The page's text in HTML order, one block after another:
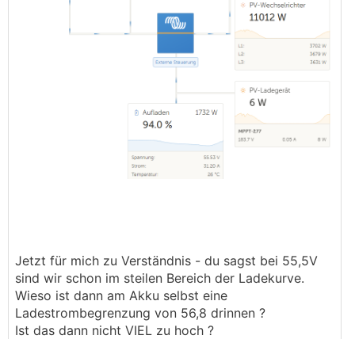
Jetzt für mich zu Verständnis - du sagst bei 55,5V
sind wir schon im steilen Bereich der Ladekurve.
Wieso ist dann am Akku selbst eine
Ladestrombegrenzung von 56,8 drinnen ?
Ist das dann nicht VIEL zu hoch ?